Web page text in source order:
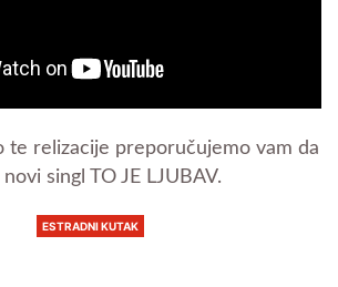
te relizacije preporučujemo vam da
singl TO JE LJUBAV.
ESTRADNI KUTAK